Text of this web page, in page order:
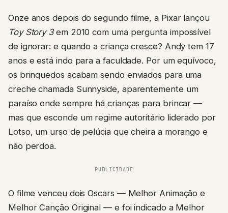
Onze anos depois do segundo filme, a Pixar lançou
Toy Story 3em 2010 com uma pergunta impossível
de ignorar: e quando a criança cresce? Andy tem 17
anos e está indo para a faculdade. Por um equívoco,
os brinquedos acabam sendo enviados para uma
creche chamada Sunnyside, aparentemente um
paraíso onde sempre há crianças para brincar —
mas que esconde um regime autoritário liderado por
Lotso, um urso de pelúcia que cheira a morango e
não perdoa.
PUBLICIDADE
O filme venceu dois Oscars — Melhor Animação e
Melhor Canção Original — e foi indicado a Melhor